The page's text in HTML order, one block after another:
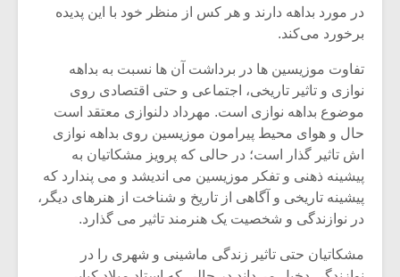
در مورد بداهه دارند و هر کس از منظر خود با این پدیده
برخورد می‌کند.
تفاوت موزیسین ها در برداشت آن ها نسبت به بداهه
نوازی و تاثیر تاریخی، اجتماعی و حتی اقتصادی روی
موضوع بداهه نوازی است. مهرداد دلنوازی معتقد است
حال و هوای محیط پیرامون موزیسین روی بداهه نوازی
اش تاثیر گذار است؛ در حالی که پرویز مشکاتیان به
پیشینه ذهنی و تفکر موزیسین می اندیشد و می پندارد که
پیشینه تاریخی و آگاهی از تاریخ و شناخت از هنرهای دیگر،
در نوازندگی و شخصیت یک هنرمند تاثیر می گذارد.
مشکاتیان حتی تاثیر زندگی ماشینی و شهری را در
میکلوش روژا
یادداشتی بر موسیقی
متن فیلم «متری
شیش و نیم»
اگر نمی توانی
دوره
موسیقی
موسیقی